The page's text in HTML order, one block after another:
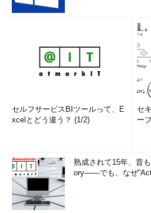
セルフサービスBIツールって、E
xcelとどう違う？ (1/2)
セ
ー
熟成されて15年、昔
ory――でも、なぜ